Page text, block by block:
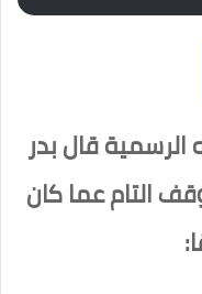
قال بدر
التام عما كان